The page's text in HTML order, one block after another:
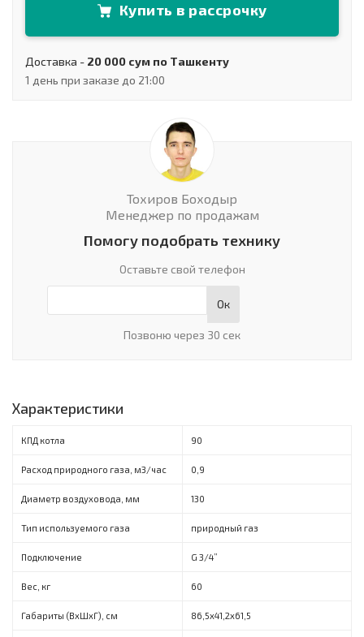
Купить в рассрочку
Доставка - 20 000 сум по Ташкенту
1 день при заказе до 21:00
Тохиров Боходыр
Менеджер по продажам
Помогу подобрать технику
Оставьте свой телефон
Ок
Позвоню через 30 сек
Характеристики
КПД котла 90
Расход природного газа, м3/час 0,9
Диаметр воздуховода, мм 130
Тип используемого газа природный газ
Подключение G 3/4”
Вес, кг 60
Габариты (ВxШxГ), см 86,5х41,2х61,5